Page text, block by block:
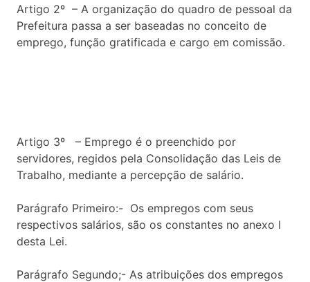
Artigo 2º – A organização do quadro de pessoal da
Prefeitura passa a ser baseadas no conceito de
emprego, função gratificada e cargo em comissão.
Artigo 3º – Emprego é o preenchido por
servidores, regidos pela Consolidação das Leis de
Trabalho, mediante a percepção de salário.
Parágrafo Primeiro:- Os empregos com seus
respectivos salários, são os constantes no anexo I
desta Lei.
Parágrafo Segundo;- As atribuições dos empregos